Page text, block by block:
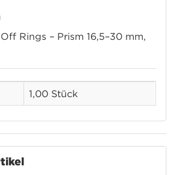
Rings – Prism 16,5–30 mm,
1,00 Stück